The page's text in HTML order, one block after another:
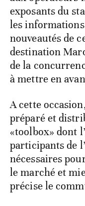
exposants du
les
nouveautés de
destination
de la
à mettre en
A cette
préparé et
«toolbox» dont
participants de
nécessaires
le marché et
précise le